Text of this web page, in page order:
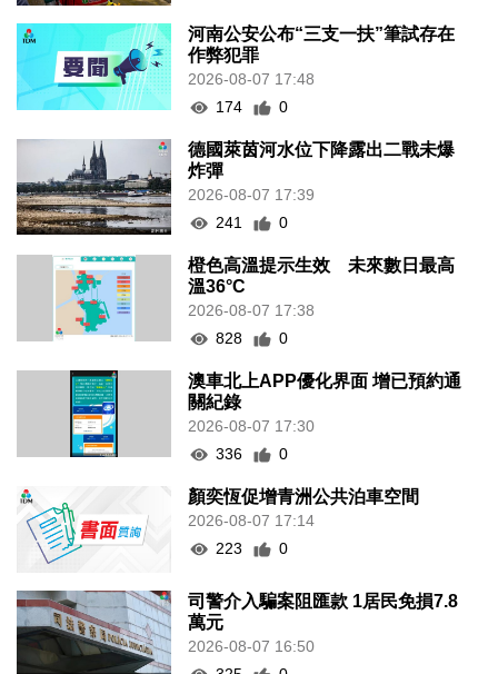
河南公安公布“三支一扶”筆試存在
作弊犯罪
2026-08-07 17:48
174
0
德國萊茵河水位下降露出二戰未爆
炸彈
2026-08-07 17:39
241
0
橙色高溫提示生效 未來數日最高
溫36°C
2026-08-07 17:38
828
0
澳車北上APP優化界面 增已預約通
關紀錄
2026-08-07 17:30
336
0
顏奕恆促增青洲公共泊車空間
2026-08-07 17:14
223
0
司警介入騙案阻匯款 1居民免損7.8
萬元
2026-08-07 16:50